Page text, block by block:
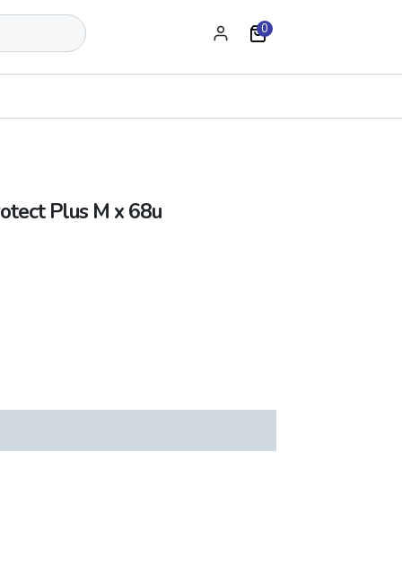
0
Plus M x 68u